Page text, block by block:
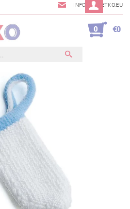
INFO@BABETKO.EU
0 €0